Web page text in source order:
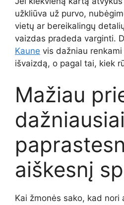
užkliūva už purvo,
vietų ar bereikalingų
vaizdas pradeda varginti.
Kaune vis dažniau
išvaizdą, o pagal tai, kiek
Mažiau
aiškesnį
Kai žmonės sako, kad nori